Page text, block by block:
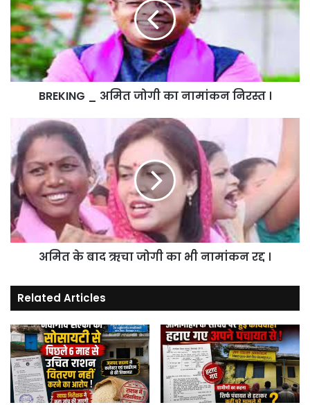
जोगी
का
नामांकन
निरस्त
।
BREKING _ अमित जोगी का नामांकन निरस्त ।
बाद
ऋचा
जोगी
का
भी
नामांकन
रद्द
अमित के बाद ऋचा जोगी का भी नामांकन रद्द ।
Related Articles